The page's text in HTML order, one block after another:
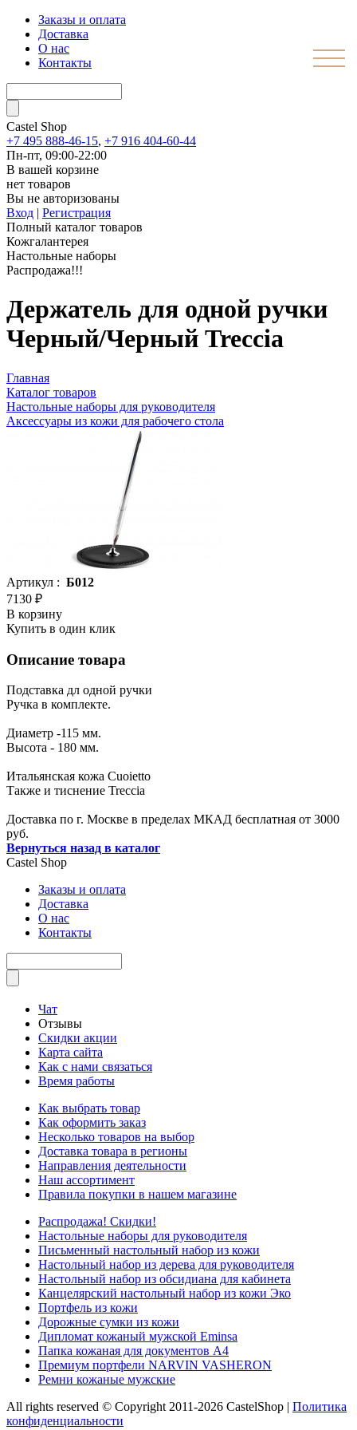
Заказы и оплата
Доставка
О нас
Контакты
Castel Shop
+7 495 888-46-15, +7 916 404-60-44
Пн-пт, 09:00-22:00
В вашей корзине
нет товаров
Вы не авторизованы
Вход | Регистрация
Полный каталог товаров
Кожгалантерея
Настольные наборы
Распродажа!!!
Держатель для одной ручки
Черный/Черный Treccia
Главная
Каталог товаров
Настольные наборы для руководителя
Аксессуары из кожи для рабочего стола
Артикул : Б012
7130 ₽
В корзину
Купить в один клик
Описание товара
Подставка дл одной ручки
Ручка в комплекте.
Диаметр -115 мм.
Высота - 180 мм.
Итальянская кожа Cuoietto
Также и тиснение Treccia
Доставка по г. Москве в пределах МКАД бесплатная от 3000
руб.
Вернуться назад в каталог
Castel Shop
Заказы и оплата
Доставка
О нас
Контакты
Чат
Отзывы
Скидки акции
Карта сайта
Как с нами связаться
Время работы
Как выбрать товар
Как оформить заказ
Несколько товаров на выбор
Доставка товара в регионы
Направления деятельности
Наш ассортимент
Правила покупки в нашем магазине
Распродажа! Скидки!
Настольные наборы для руководителя
Письменный настольный набор из кожи
Настольный набор из дерева для руководителя
Настольный набор из обсидиана для кабинета
Канцелярский настольный набор из кожи Эко
Портфель из кожи
Дорожные сумки из кожи
Дипломат кожаный мужской Eminsa
Папка кожаная для документов А4
Премиум портфели NARVIN VASHERON
Ремни кожаные мужские
All rights reserved © Copyright 2011-2026 CastelShop | Политика
конфиденциальности